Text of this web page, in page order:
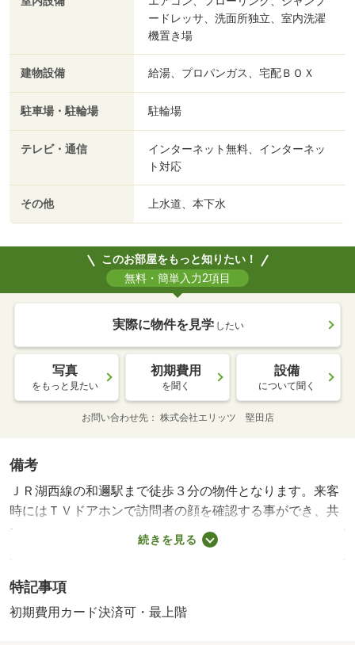
ードレッサ、洗面所独立、室内洗濯
機置き場
建物設備 給湯、プロパンガス、宅配ＢＯＸ
駐車場・駐輪場 駐輪場
テレビ・通信
インターネット無料、インターネッ
ト対応
その他 上水道、本下水
このお部屋をもっと知りたい！
無料・簡単入力2項目
実際に物件を見学 したい
写真
をもっと見たい
初期費用
を聞く
設備
について聞く
お問い合わせ先 株式会社エリッツ 堅田店
備考
ＪＲ湖西線の和邇駅まで徒歩３分の物件となります。来客
時にはＴＶドアホンで訪問者の顔を確認する事ができ、共
用部には宅配ボックスが備え付けられています。インター
ネット無料の物件となります。・インターネット無料 ハ
事項備考】二人入居不可・単身者限定・専用バス・専用ト
イレ/水道代（月額） 3000円/駐車場手数料（初回） 5500
続きを見る
特記事項
初期費用カード決済可・最上階